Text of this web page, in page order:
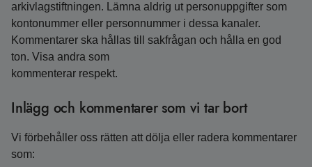
arkivlagstiftningen. Lämna aldrig ut personuppgifter som
kontonummer eller personnummer i dessa kanaler.
Kommentarer ska hållas till sakfrågan och hålla en god
ton. Visa andra som
kommenterar respekt.
Inlägg och kommentarer som vi tar bort
Vi förbehåller oss rätten att dölja eller radera kommentarer
som: